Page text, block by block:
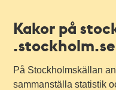
Kakor på
.stockholm.se
På Stockholmskällan
sammanställa statistik